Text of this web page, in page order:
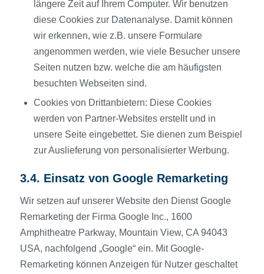
längere Zeit auf Ihrem Computer. Wir benutzen
diese Cookies zur Datenanalyse. Damit können
wir erkennen, wie z.B. unsere Formulare
angenommen werden, wie viele Besucher unsere
Seiten nutzen bzw. welche die am häufigsten
besuchten Webseiten sind.
Cookies von Drittanbietern: Diese Cookies
werden von Partner-Websites erstellt und in
unsere Seite eingebettet. Sie dienen zum Beispiel
zur Auslieferung von personalisierter Werbung.
3.4. Einsatz von Google Remarketing
Wir setzen auf unserer Website den Dienst Google
Remarketing der Firma Google Inc., 1600
Amphitheatre Parkway, Mountain View, CA 94043
USA, nachfolgend „Google“ ein. Mit Google-
Remarketing können Anzeigen für Nutzer geschaltet